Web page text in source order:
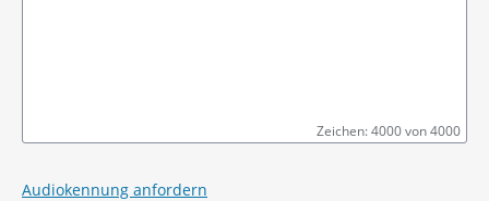
Zeichen: 4000 von 4000
Audiokennung anfordern